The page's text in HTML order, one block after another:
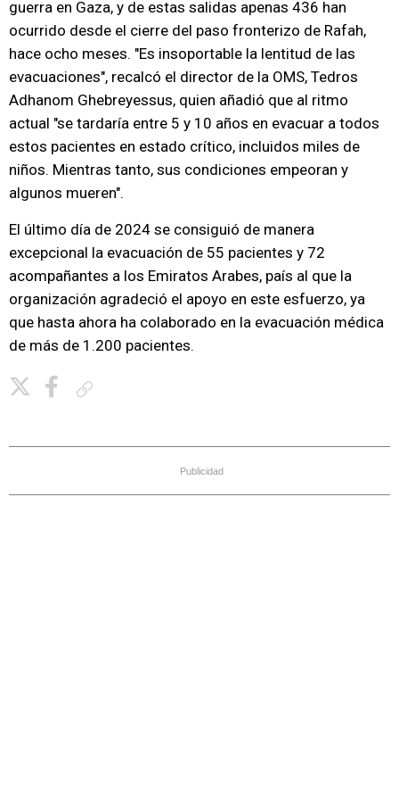
guerra en Gaza, y de estas salidas apenas 436 han
ocurrido desde el cierre del paso fronterizo de Rafah,
hace ocho meses. "Es insoportable la lentitud de las
evacuaciones", recalcó el director de la OMS, Tedros
Adhanom Ghebreyessus, quien añadió que al ritmo
actual "se tardaría entre 5 y 10 años en evacuar a todos
estos pacientes en estado crítico, incluidos miles de
niños. Mientras tanto, sus condiciones empeoran y
algunos mueren".
El último día de 2024 se consiguió de manera
excepcional la evacuación de 55 pacientes y 72
acompañantes a los Emiratos Arabes, país al que la
organización agradeció el apoyo en este esfuerzo, ya
que hasta ahora ha colaborado en la evacuación médica
de más de 1.200 pacientes.
Publicidad